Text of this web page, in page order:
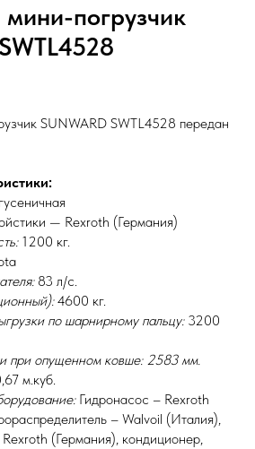
мини-погрузчик
SUNWARD SWTL4528 передан
— Rexroth (Германия)
1200 кг.
83 л/с.
4600 кг.
по шарнирному пальцу:3200
при опущенном ковше: 2583 мм.
м.куб.
Гидронасос – Rexroth
– Walvoil (Италия),
(Германия), кондиционер,